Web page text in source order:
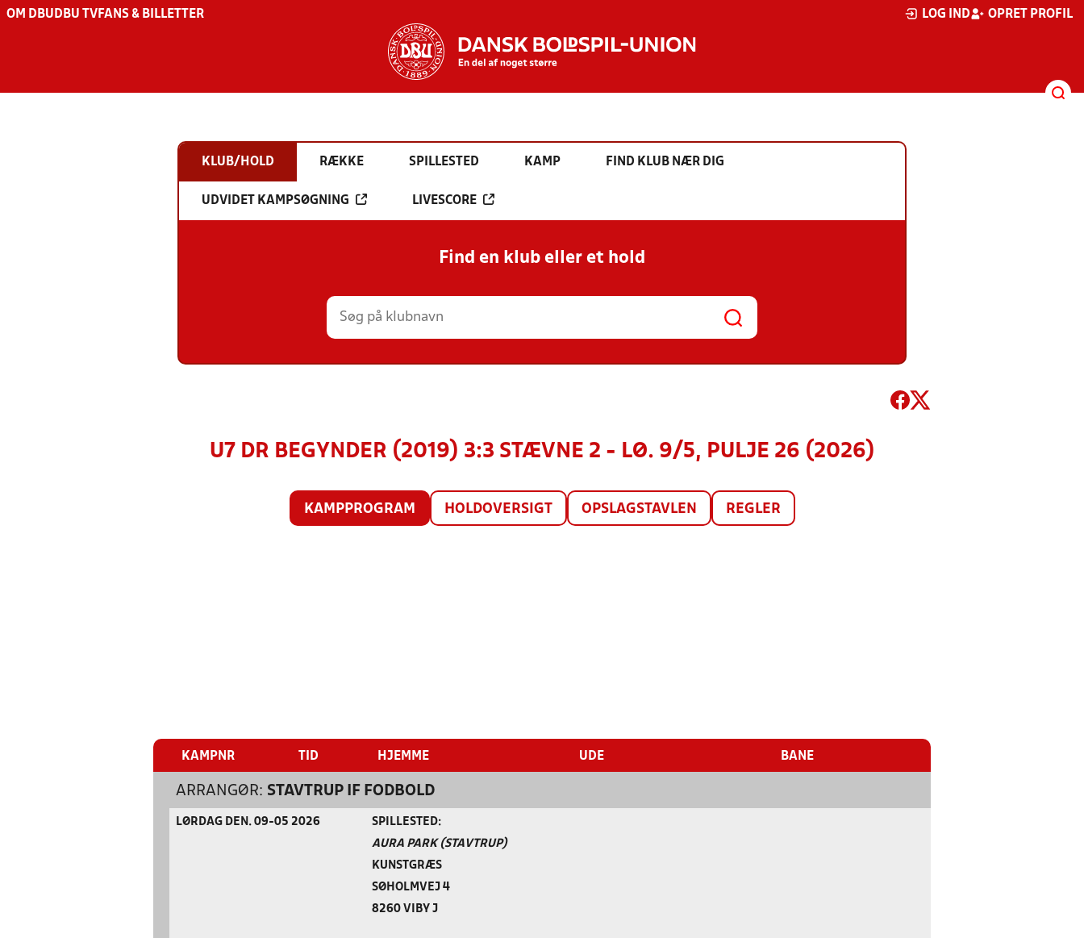
OM DBU DBU TV FANS & BILLETTER LOG IND OPRET PROFIL
KLUB/HOLD RÆKKE SPILLESTED KAMP FIND KLUB NÆR DIG
UDVIDET KAMPSØGNING LIVESCORE
Find en klub eller et hold
U7 DR BEGYNDER (2019) 3:3 STÆVNE 2 - LØ. 9/5, PULJE 26 (2026)
KAMPPROGRAM HOLDOVERSIGT OPSLAGSTAVLEN REGLER
KAMPNR TID HJEMME UDE BANE
ARRANGØR: STAVTRUP IF FODBOLD
LØRDAG DEN. 09-05 2026 SPILLESTED:
AURA PARK (STAVTRUP)
KUNSTGRÆS
SØHOLMVEJ 4
8260 VIBY J